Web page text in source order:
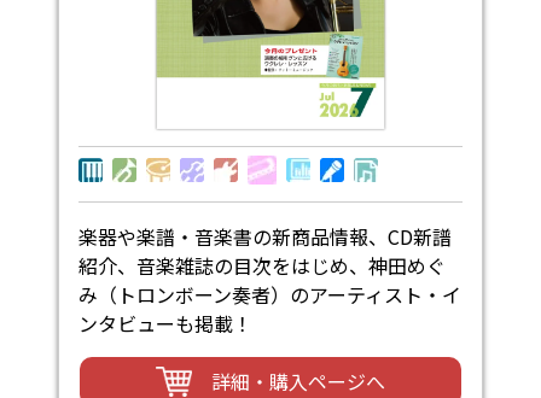
楽器や楽譜・音楽書の新商品情報、CD新譜
紹介、音楽雑誌の目次をはじめ、神田めぐ
み（トロンボーン奏者）のアーティスト・イ
ンタビューも掲載！
詳細・購入ページへ